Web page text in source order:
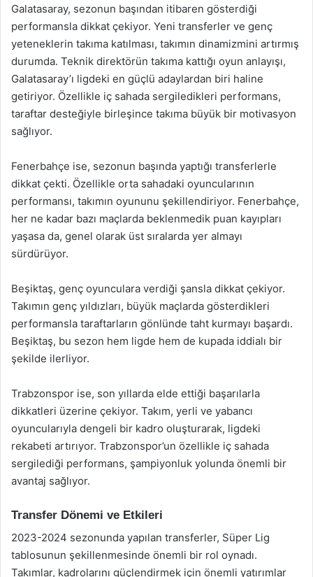
Galatasaray, sezonun başından itibaren gösterdiği
performansla dikkat çekiyor. Yeni transferler ve genç
yeteneklerin takıma katılması, takımın dinamizmini artırmış
durumda. Teknik direktörün takıma kattığı oyun anlayışı,
Galatasaray’ı ligdeki en güçlü adaylardan biri haline
getiriyor. Özellikle iç sahada sergiledikleri performans,
taraftar desteğiyle birleşince takıma büyük bir motivasyon
sağlıyor.
Fenerbahçe ise, sezonun başında yaptığı transferlerle
dikkat çekti. Özellikle orta sahadaki oyuncularının
performansı, takımın oyununu şekillendiriyor. Fenerbahçe,
her ne kadar bazı maçlarda beklenmedik puan kayıpları
yaşasa da, genel olarak üst sıralarda yer almayı
sürdürüyor.
Beşiktaş, genç oyunculara verdiği şansla dikkat çekiyor.
Takımın genç yıldızları, büyük maçlarda gösterdikleri
performansla taraftarların gönlünde taht kurmayı başardı.
Beşiktaş, bu sezon hem ligde hem de kupada iddialı bir
şekilde ilerliyor.
Trabzonspor ise, son yıllarda elde ettiği başarılarla
dikkatleri üzerine çekiyor. Takım, yerli ve yabancı
oyuncularıyla dengeli bir kadro oluşturarak, ligdeki
rekabeti artırıyor. Trabzonspor’un özellikle iç sahada
sergilediği performans, şampiyonluk yolunda önemli bir
avantaj sağlıyor.
Transfer Dönemi ve Etkileri
2023-2024 sezonunda yapılan transferler, Süper Lig
tablosunun şekillenmesinde önemli bir rol oynadı.
Takımlar, kadrolarını güçlendirmek için önemli yatırımlar